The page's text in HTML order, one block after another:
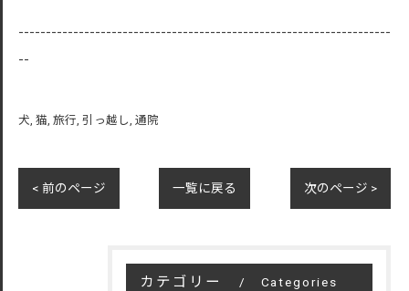
--------------------------------------------------------------------
--
犬 猫 旅行 引っ越し 通院
< 前のページ 一覧に戻る 次のページ >
カテゴリー Categories